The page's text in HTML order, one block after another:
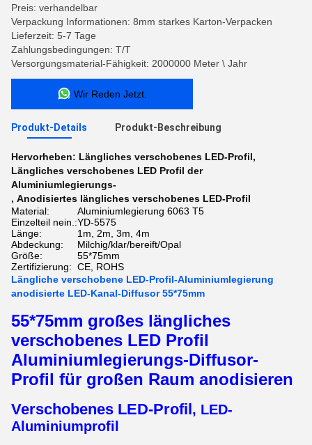
Preis: verhandelbar
Verpackung Informationen: 8mm starkes Karton-Verpacken
Lieferzeit: 5-7 Tage
Zahlungsbedingungen: T/T
Versorgungsmaterial-Fähigkeit: 2000000 Meter \ Jahr
Wir Reden Jetzt.
Produkt-Details Produkt-Beschreibung
Hervorheben: Längliches verschobenes LED-Profil,
Längliches verschobenes LED Profil der
Aluminiumlegierungs-
, Anodisiertes längliches verschobenes LED-Profil
Material:
Aluminiumlegierung 6063 T5
Einzelteil nein.:YD-5575
Länge:
1m, 2m, 3m, 4m
Abdeckung:
Milchig/klar/bereift/Opal
Größe:
55*75mm
Zertifizierung: CE, ROHS
Längliche verschobene LED-Profil-Aluminiumlegierung
anodisierte LED-Kanal-Diffusor 55*75mm
55*75mm großes längliches
verschobenes LED Profil
Aluminiumlegierungs-Diffusor-
Profil für großen Raum anodisieren
Verschobenes LED-Profil, LED-
Aluminiumprofil